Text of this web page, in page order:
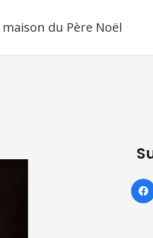
du Père Noël